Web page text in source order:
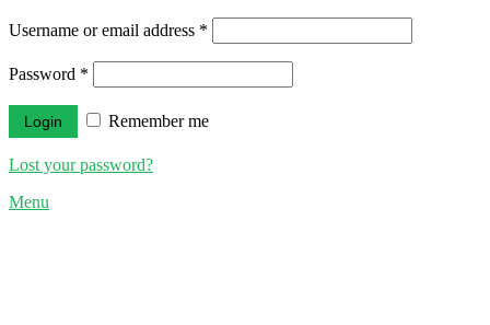
Username or email address *
Password *
Remember me
Lost your password?
Menu